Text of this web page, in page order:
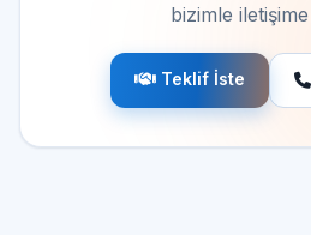
bizimle
Teklif İste